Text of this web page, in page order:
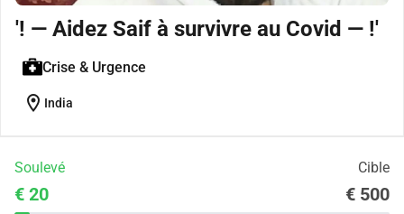
'! — Aidez Saif à survivre au Covid — !'
Crise & Urgence
location_on India
Soulevé Cible
€ 20 € 500